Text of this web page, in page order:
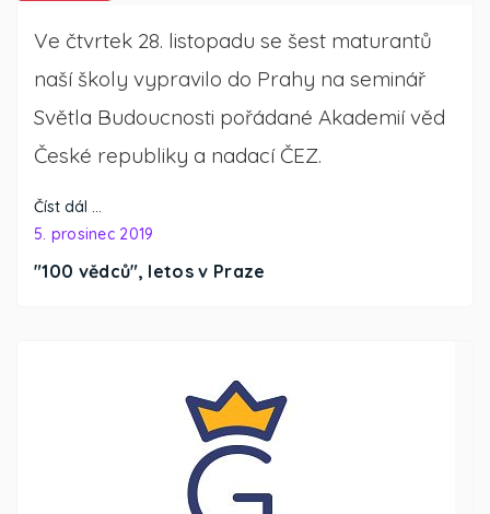
"100 vědců", letos v Praze
5. prosinec 2019
Ve čtvrtek 28. listopadu se šest maturantů
naší školy vypravilo do Prahy na seminář
Světla Budoucnosti pořádané Akademií věd
České republiky a nadací ČEZ.
Číst dál …